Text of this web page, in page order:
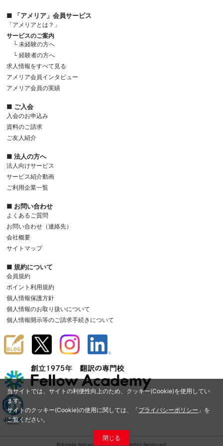
当サイトでは、サイトの利便性向上のため、クッキー(Cookie)を使用してい
ます。
サイトのクッキー(Cookie)の使用に関しては、「プライバシーポリシー 」を
ご覧ください。
閉じる
■ 「アメリア」会員サービス
「アメリアとは？」
サービスのご案内
└ 未経験の方へ
└ 経験者の方へ
求人情報をすべて見る
アメリア会員インタビュー
アメリア会員の実績
■ ご入会
入会のお申込み
資料のご請求
ご友人紹介
■ 法人の方へ
法人向けサービス
サービス紹介動画
ご利用企業一覧
■ お問い合わせ
よくあるご質問
お問い合わせ（連絡先）
会社概要
サイトマップ
■ 規約について
会員規約
ポイント利用規約
個人情報保護方針
個人情報のお取り扱いについて
個人情報開示等のご請求手続きについて
©Amelia Network Co.,Ltd. All Rights Reserved.